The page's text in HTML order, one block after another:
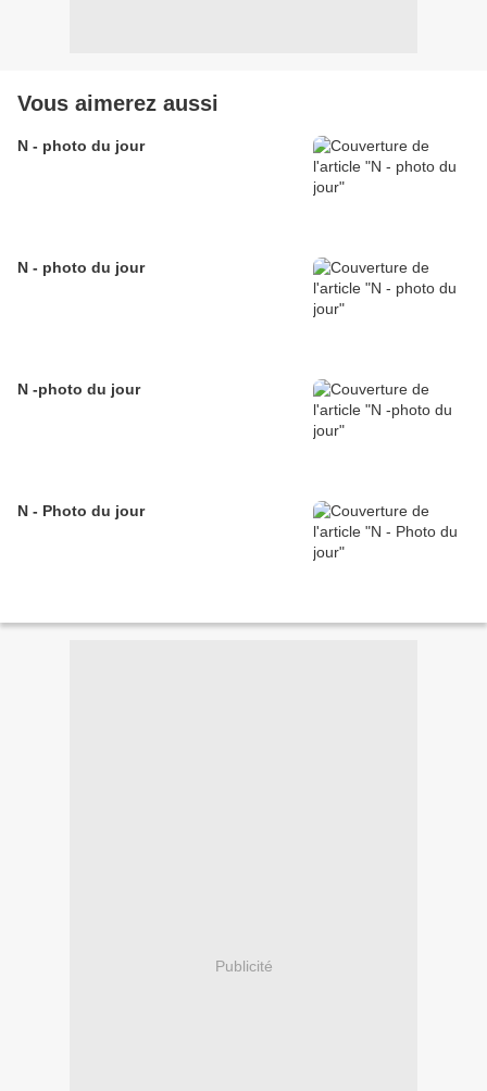
Vous aimerez aussi
N - photo du jour
N - photo du jour
N -photo du jour
N - Photo du jour
Publicité